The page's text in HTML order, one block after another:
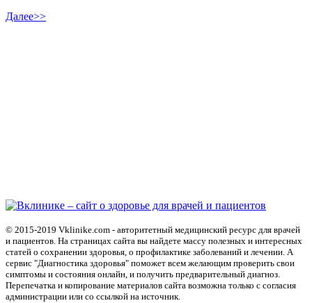
Далее>>
© 2015-2019 Vklinike.com - авторитетный медицинский ресурс для врачей
и пациентов. На страницах сайта вы найдете массу полезных и интересных
статей о сохранении здоровья, о профилактике заболеваний и лечении. А
сервис "Диагностика здоровья" поможет всем желающим проверить свои
симптомы и состояния онлайн, и получить предварительный диагноз.
Перепечатка и копирование материалов сайта возможна только с согласия
администрации или со ссылкой на источник.